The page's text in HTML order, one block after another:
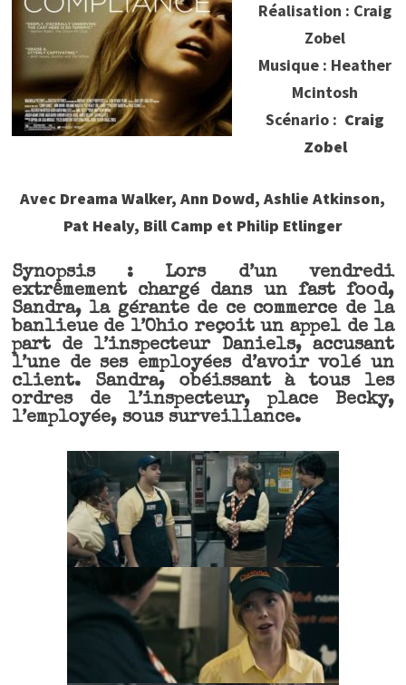
Réalisation : Craig
Zobel
Musique : Heather
Mcintosh
Scénario : Craig
Zobel
Avec Dreama Walker, Ann Dowd, Ashlie Atkinson,
Pat Healy, Bill Camp et Philip Etlinger
Synopsis : Lors d’un vendredi
extrêmement chargé dans un fast food,
Sandra, la gérante de ce commerce de la
banlieue de l’Ohio reçoit un appel de la
part de l’inspecteur Daniels, accusant
l’une de ses employées d’avoir volé un
client. Sandra, obéissant à tous les
ordres de l’inspecteur, place Becky,
l’employée, sous surveillance.